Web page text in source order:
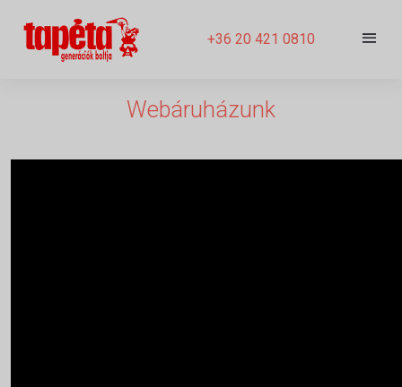
+36 20 421 0810
Webáruházunk